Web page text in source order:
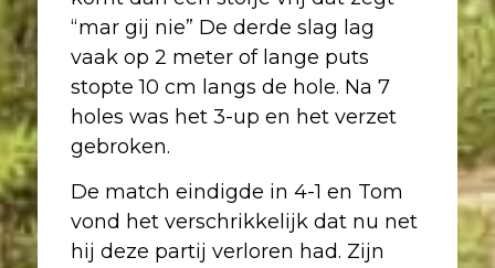
“mar gij nie” De derde slag lag
vaak op 2 meter of lange puts
stopte 10 cm langs de hole. Na 7
holes was het 3-up en het verzet
gebroken.
De match eindigde in 4-1 en Tom
vond het verschrikkelijk dat nu net
hij deze partij verloren had. Zijn